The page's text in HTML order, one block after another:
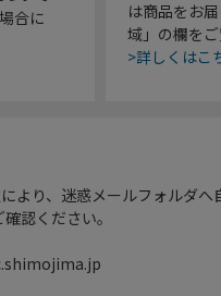
合に
は商品をお
域」の欄をご
>詳しくはこ
より、迷惑メールフォルダ
認ください。